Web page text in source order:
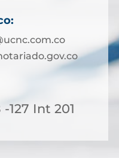
127 Int 201